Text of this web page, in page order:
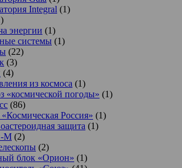
Integral (1)
энергии (1)
системы (1)
(22)
(3)
(4)
из космоса (1)
«космической погоды» (1)
(86)
Россия» (1)
защита (1)
М (2)
(2)
блок «Орион» (1)